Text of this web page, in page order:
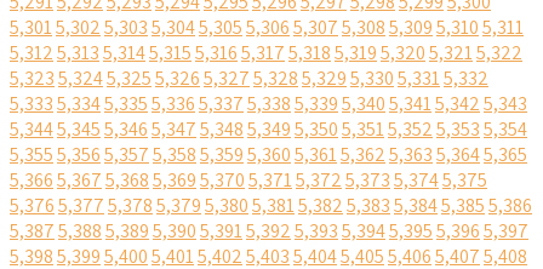
5,3015,3025,3035,3045,3055,3065,3075,3085,3095,3105,311
5,3125,3135,3145,3155,3165,3175,3185,3195,3205,3215,322
5,3235,3245,3255,3265,3275,3285,3295,3305,3315,332
5,3335,3345,3355,3365,3375,3385,3395,3405,3415,3425,343
5,3445,3455,3465,3475,3485,3495,3505,3515,3525,3535,354
5,3555,3565,3575,3585,3595,3605,3615,3625,3635,3645,365
5,3665,3675,3685,3695,3705,3715,3725,3735,3745,375
5,3765,3775,3785,3795,3805,3815,3825,3835,3845,3855,386
5,3875,3885,3895,3905,3915,3925,3935,3945,3955,3965,397
5,3985,3995,4005,4015,4025,4035,4045,4055,4065,4075,408